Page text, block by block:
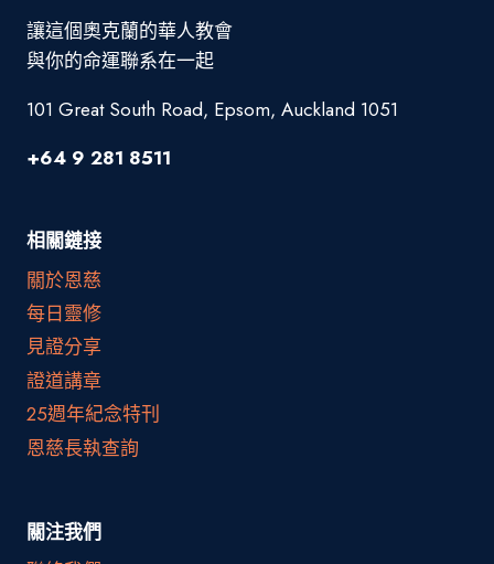
讓這個奧克蘭的華人教會
與你的命運聯系在一起
101 Great South Road, Epsom, Auckland 1051
+64 9 281 8511
相關鏈接
關於恩慈
每日靈修
見證分享
證道講章
25週年紀念特刊
恩慈長執查詢
關注我們